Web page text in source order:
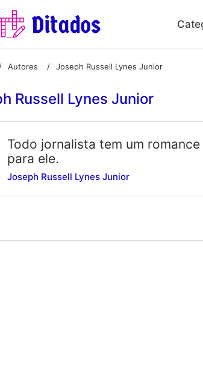
/ Autores / Joseph Russell Lynes Junior
Russell Lynes Junior
Todo jornalista tem um
para ele.
Joseph Russell Lynes Junior